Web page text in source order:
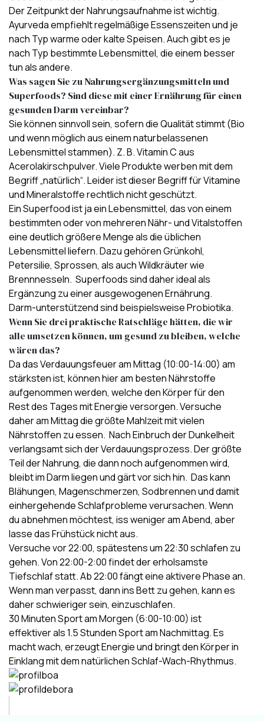
Der Zeitpunkt der Nahrungsaufnahme ist wichtig.
Ayurveda empfiehlt regelmäßige Essenszeiten und je
nach Typ warme oder kalte Speisen. Auch gibt es je
nach Typ bestimmte Lebensmittel, die einem besser
tun als andere.
Was sagen Sie zu Nahrungsergänzungsmitteln und
Superfoods? Sind diese mit einer Ernährung für einen
gesunden Darm vereinbar?
Sie können sinnvoll sein, sofern die Qualität stimmt (Bio
und wenn möglich aus einem naturbelassenen
Lebensmittel stammen). Z. B.Vitamin C aus
Acerolakirschpulver. Viele Produkte werben mit dem
Begriff „natürlich“. Leider ist dieser Begriff für Vitamine
und Mineralstoffe rechtlich nicht geschützt.
EinSuperfoodist ja ein Lebensmittel, das von einem
bestimmten oder von mehreren Nähr- und Vitalstoffen
eine deutlich größere Menge als die üblichen
Lebensmittel liefern. Dazu gehören Grünkohl,
Petersilie, Sprossen, als auch Wildkräuter wie
Brennnesseln. Superfoods sind daher ideal als
Ergänzung zu einer ausgewogenen Ernährung.
Darm-unterstützend sind beispielsweiseProbiotika.
Wenn Sie drei praktische Ratschläge hätten, die wir
alle umsetzen können, um gesund zu bleiben, welche
wären das?
Da das Verdauungsfeuer am Mittag (10:00-14:00) am
stärksten ist, können hier am besten Nährstoffe
aufgenommen werden, welche den Körper für den
Rest des Tages mit Energie versorgen. Versuche
daher am Mittag die größte Mahlzeit mit vielen
Nährstoffen zu essen. Nach Einbruch der Dunkelheit
verlangsamt sich der Verdauungsprozess. Der größte
Teil der Nahrung, die dann noch aufgenommen wird,
bleibt im Darm liegen und gärt vor sich hin. Das kann
Blähungen, Magenschmerzen, Sodbrennen und damit
einhergehende Schlafprobleme verursachen. Wenn
du abnehmen möchtest, iss weniger am Abend, aber
lasse das Frühstück nicht aus.
Versuche vor 22:00, spätestens um 22:30 schlafen zu
gehen. Von 22:00-2:00 findet der erholsamste
Tiefschlaf statt. Ab 22:00 fängt eine aktivere Phase an.
Wenn man verpasst, dann ins Bett zu gehen, kann es
daher schwieriger sein, einzuschlafen.
30 Minuten Sport am Morgen (6:00-10:00) ist
effektiver als 1.5 Stunden Sport am Nachmittag. Es
macht wach, erzeugt Energie und bringt den Körper in
Einklang mit dem natürlichen Schlaf-Wach-Rhythmus.